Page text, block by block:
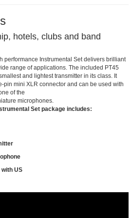
hotels, clubs and band
performance Instrumental Set delivers brilliant
range of applications. The included PT45
and lightest transmitter in its class. It
pin mini XLR connector and can be used with
of the
microphones.
Set package includes:
US